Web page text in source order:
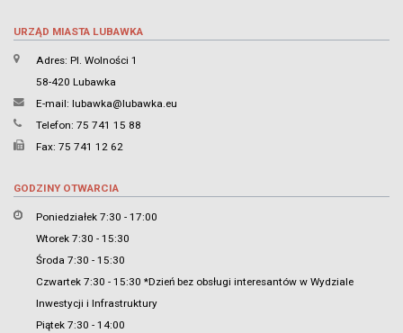
URZĄD MIASTA LUBAWKA
Adres: Pl. Wolności 1
58-420 Lubawka
E-mail: lubawka@lubawka.eu
Telefon: 75 741 15 88
Fax: 75 741 12 62
GODZINY OTWARCIA
Poniedziałek 7:30 - 17:00
Wtorek 7:30 - 15:30
Środa 7:30 - 15:30
Czwartek 7:30 - 15:30 *Dzień bez obsługi interesantów w Wydziale
Inwestycji i Infrastruktury
Piątek 7:30 - 14:00